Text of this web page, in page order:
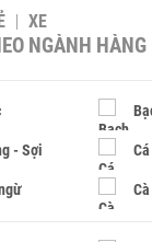
XE
NGÀNH HÀNG
- Sợi